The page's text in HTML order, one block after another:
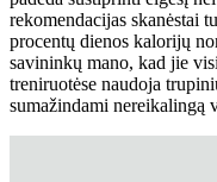
rekomendacijas skanėstai
procentų dienos kalorijų
savininkų mano, kad jie
treniruotėse naudoja
sumažindami nereikalingą